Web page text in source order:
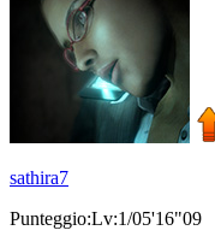
sathira7
Punteggio:Lv:1/05'16"09